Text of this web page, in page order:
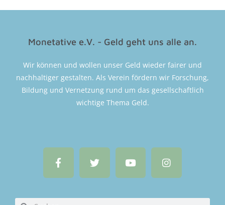
Monetative e.V. - Geld geht uns alle an.
Wir können und wollen unser Geld wieder fairer und
nachhaltiger gestalten. Als Verein fördern wir Forschung,
Bildung und Vernetzung rund um das gesellschaftlich
wichtige Thema Geld.